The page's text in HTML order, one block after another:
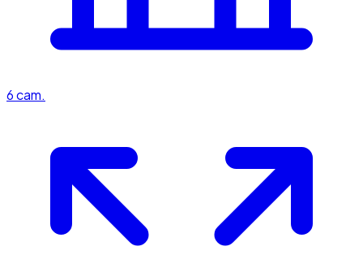
6cam.